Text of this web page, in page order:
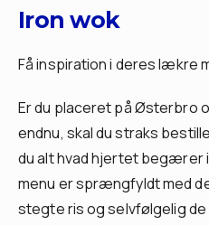
Iron wok
Få inspiration i deres lækre
Er du placeret på Østerbro
endnu, skal du straks
du alt hvad hjertet begærer
menu er sprængfyldt med
stegte ris og selvfølgelig